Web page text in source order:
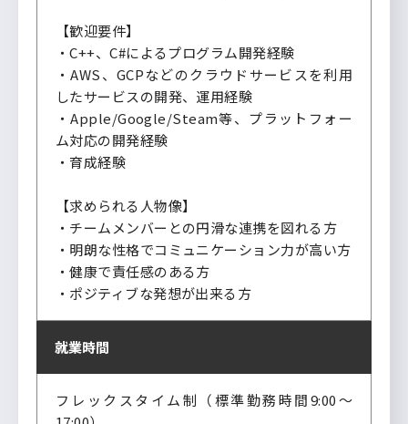
【歓迎要件】
・C++、C#によるプログラム開発経験
・AWS、GCPなどのクラウドサービスを利用
したサービスの開発、運用経験
・Apple/Google/Steam等、プラットフォー
ム対応の開発経験
・育成経験
【求められる人物像】
・チームメンバーとの円滑な連携を図れる方
・明朗な性格でコミュニケーション力が高い方
・健康で責任感のある方
・ポジティブな発想が出来る方
就業時間
フレックスタイム制（標準勤務時間9:00～